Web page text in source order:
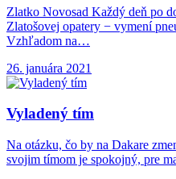
Zlatko Novosad Každý deň po
Zlatošovej opatery − vymení
Vzhľadom na…
26. januára 2021
Vyladený tím
Na otázku, čo by na Dakare
svojim tímom je spokojný, pre